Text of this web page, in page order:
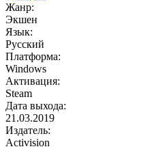
Жанр:
Экшен
Язык:
Русский
Платформа:
Windows
Активация:
Steam
Дата выхода:
21.03.2019
Издатель:
Activision